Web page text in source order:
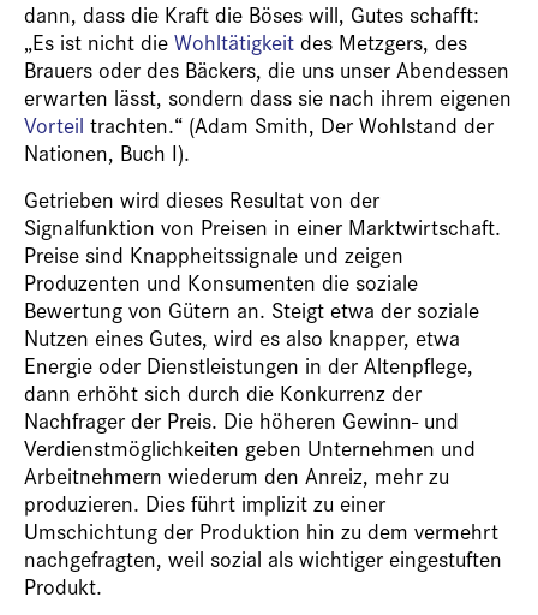
dann, dass die Kraft die Böses will, Gutes schafft:
„Es ist nicht die Wohltätigkeit des Metzgers, des
Brauers oder des Bäckers, die uns unser Abendessen
erwarten lässt, sondern dass sie nach ihrem eigenen
Vorteil trachten.“ (Adam Smith, Der Wohlstand der
Nationen, Buch I).
Getrieben wird dieses Resultat von der
Signalfunktion von Preisen in einer Marktwirtschaft.
Preise sind Knappheitssignale und zeigen
Produzenten und Konsumenten die soziale
Bewertung von Gütern an. Steigt etwa der soziale
Nutzen eines Gutes, wird es also knapper, etwa
Energie oder Dienstleistungen in der Altenpflege,
dann erhöht sich durch die Konkurrenz der
Nachfrager der Preis. Die höheren Gewinn- und
Verdienstmöglichkeiten geben Unternehmen und
Arbeitnehmern wiederum den Anreiz, mehr zu
produzieren. Dies führt implizit zu einer
Umschichtung der Produktion hin zu dem vermehrt
nachgefragten, weil sozial als wichtiger eingestuften
Produkt.